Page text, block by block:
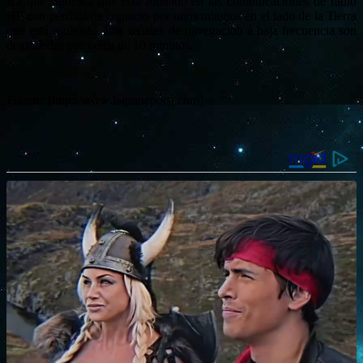
HF con pérdida de contacto por unos minutos en el lado de la Tierra
que está asoleado. Las señales de navegación a baja frecuencia son
degradadas por cerca de 10 minutos.
Fuente: [http://www.lagranepoca.com]